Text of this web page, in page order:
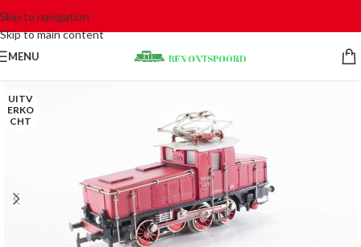
Skip to navigation
Skip to main content
MENU
UITV
ERKO
CHT